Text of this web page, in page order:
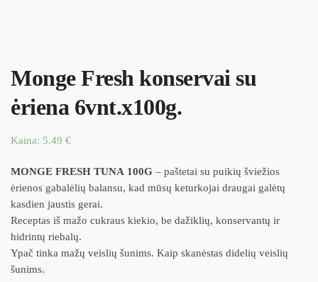
Monge Fresh konservai su
ėriena 6vnt.x100g.
Kaina: 5.49 €
MONGE FRESH TUNA 100G – paštetai su puikių šviežios
ėrienos gabalėlių balansu, kad mūsų keturkojai draugai galėtų
kasdien jaustis gerai.
Receptas iš mažo cukraus kiekio, be dažiklių, konservantų ir
hidrintų riebalų.
Ypač tinka mažų veislių šunims. Kaip skanėstas didelių veislių
šunims.